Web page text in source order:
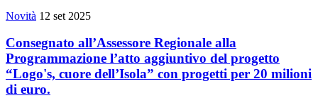
Novità 12 set 2025
Consegnato all’Assessore Regionale alla
Programmazione l’atto aggiuntivo del progetto
“Logo's, cuore dell’Isola” con progetti per 20 milioni
di euro.